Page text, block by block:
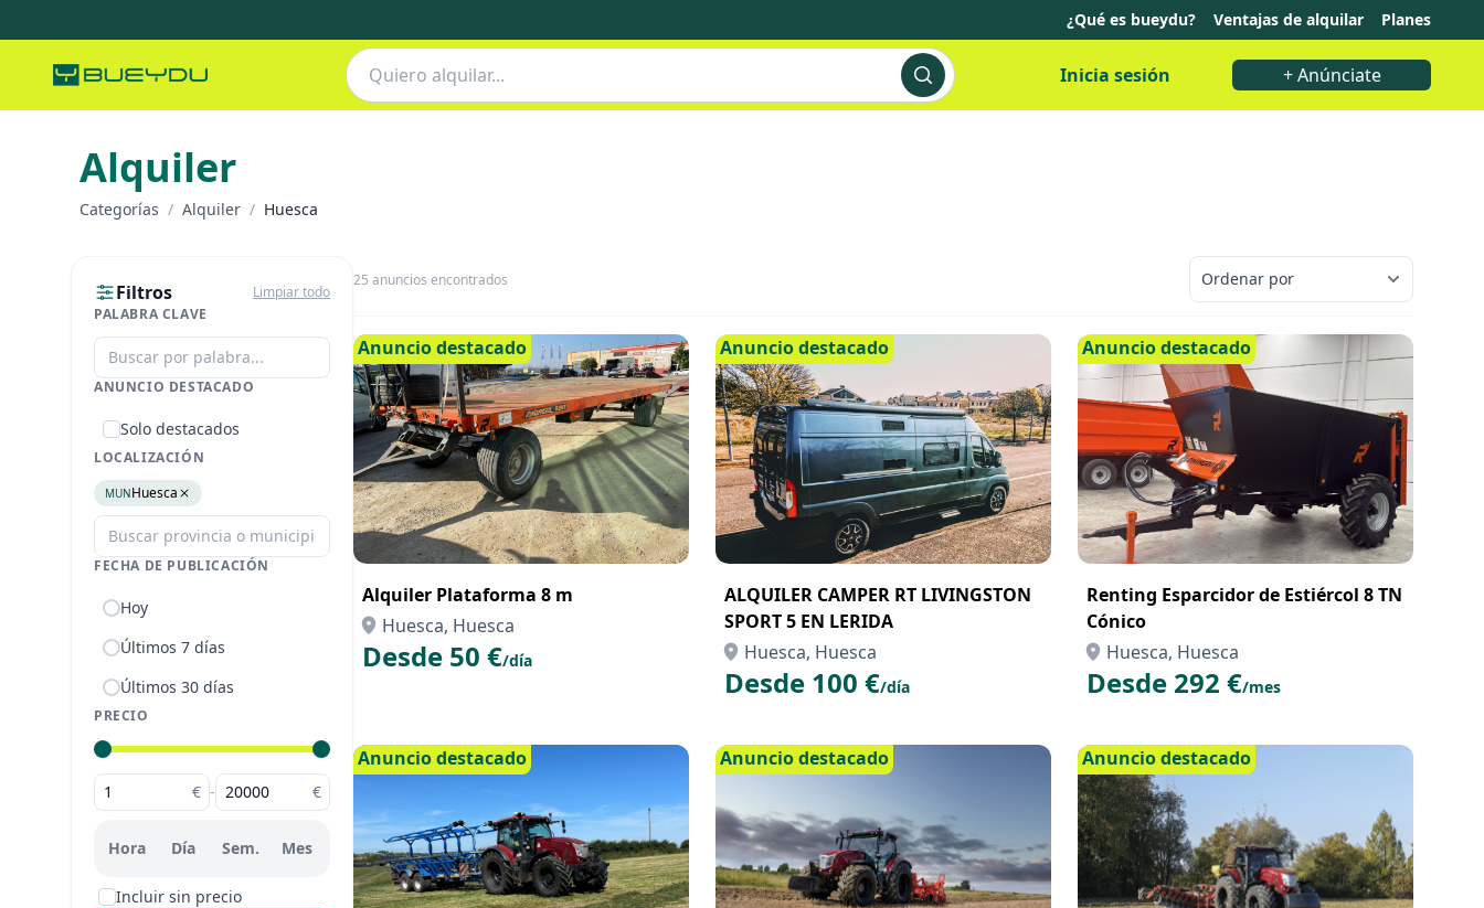
¿Qué es bueydu? Ventajas de alquilar Planes
Inicia sesión + Anúnciate
Alquiler
Categorías / Alquiler / Huesca
Filtros
Limpiar todo
PALABRA CLAVE
ANUNCIO DESTACADO
Solo destacados
LOCALIZACIÓN
MUNHuesca
FECHA DE PUBLICACIÓN
Hoy
Últimos 7 días
Últimos 30 días
PRECIO
€ - €
Hora Día Sem. Mes
Incluir sin precio
25 anuncios encontrados
Anuncio destacado
Alquiler Plataforma 8 m
Huesca, Huesca
Desde 50 €/día
Anuncio destacado
ALQUILER CAMPER RT LIVINGSTON
SPORT 5 EN LERIDA
Huesca, Huesca
Desde 100 €/día
Anuncio destacado
Renting Esparcidor de Estiércol 8 TN
Cónico
Huesca, Huesca
Desde 292 €/mes
Anuncio destacado Anuncio destacado Anuncio destacado